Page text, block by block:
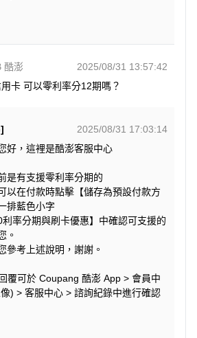
酷澎
2025/08/31 13:57:42
卡 可以零利率分12期嗎？
2025/08/31 17:03:14
好，這裡是酷澎客服中心
是有支援零利率分期的
以在付款時點擊【儲存為預設付款方
排藍色小字
率分期與刷卡優惠】中確認可支援的
。
參考上述說明，謝謝。
覆可於 Coupang 酷澎 App > 會員中
) > 客服中心 > 諮詢紀錄中進行確認